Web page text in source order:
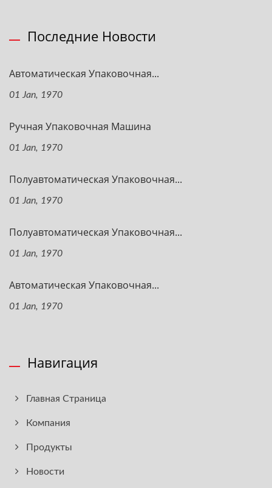
Последние Новости
Автоматическая Упаковочная...
01 Jan, 1970
Ручная Упаковочная Машина
01 Jan, 1970
Полуавтоматическая Упаковочная...
01 Jan, 1970
Полуавтоматическая Упаковочная...
01 Jan, 1970
Автоматическая Упаковочная...
01 Jan, 1970
Навигация
Главная Страница
Компания
Продукты
Новости